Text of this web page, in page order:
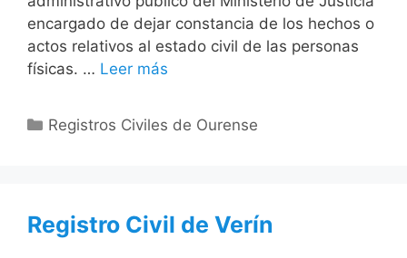
encargado de dejar constancia de los hechos o
actos relativos al estado civil de las personas
físicas. … Leer más
Categorías
Registros Civiles de Ourense
Registro Civil de Verín